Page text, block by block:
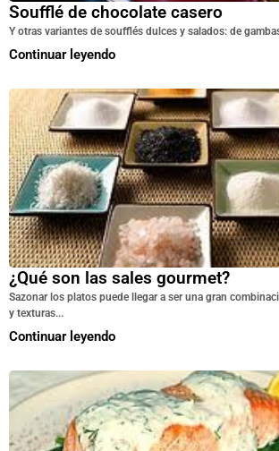
Soufflé de chocolate casero
Y otras variantes de soufflés dulces y salados: de
Continuar leyendo
¿Qué son las sales gourmet?
Sazonar los platos puede llegar a ser una gran
y texturas...
Continuar leyendo